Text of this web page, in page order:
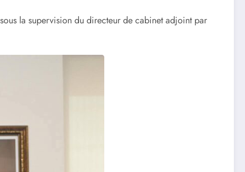
la supervision du directeur de cabinet adjoint par